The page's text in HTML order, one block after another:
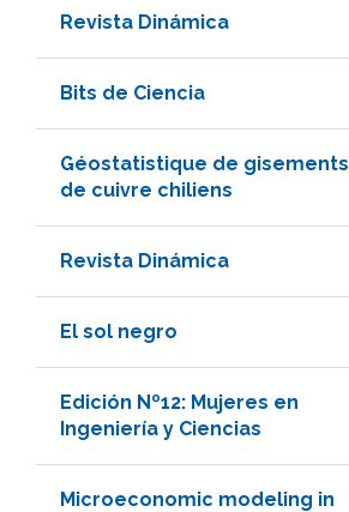
Revista Dinámica
Bits de Ciencia
Géostatistique de gisements
de cuivre chiliens
Revista Dinámica
El sol negro
Edición Nº12: Mujeres en
Ingeniería y Ciencias
Microeconomic modeling in